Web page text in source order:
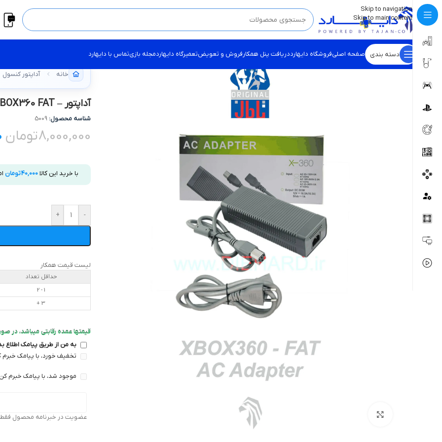
Skip to navigation
Skip to main content
💡برچسب و اسکین کنسول ها بروز شد . . . اینجا کیک کن !
دسته بندی صفحه اصلیفروشگاه دایهارددریافت پنل همکارفروش و تعویضتعمیرگاه دایهاردمجله بازیتماس با دایهارد
خانه آداپتور کنسول
آداپتور – XBOX360 FAT
شناسه محصول: 5009
8,000,000تومان
با خرید این کالا40,000تومان
-
+
لیست قیمت همکار
حداقل تعداد
1 - 2
3 +
قیمتها عمده رقابتی میباشد، در
به من از طریق پیامک
تخفیف خورد، با پیامک خبرم
موجود شد، با پیامک خبرم
عضویت در خبرنامه محصول فقط